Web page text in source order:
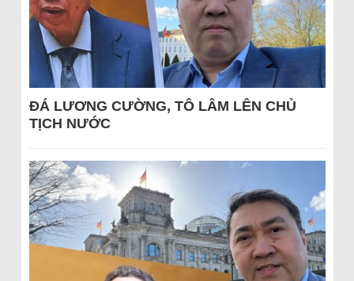
ĐÁ LƯƠNG CƯỜNG, TÔ LÂM LÊN CHỦ
TỊCH NƯỚC